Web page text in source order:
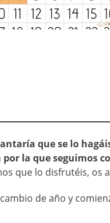
que se lo
por la que seguimos
que lo disfrutéis, os
de año y